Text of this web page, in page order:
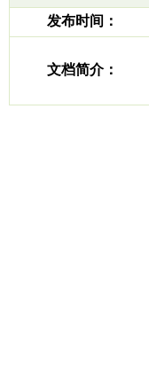
发布时间：
文档简介：